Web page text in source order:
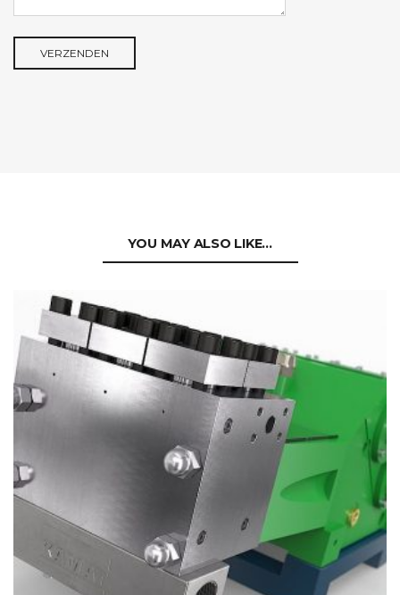
YOU MAY ALSO LIKE…